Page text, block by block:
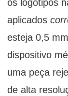
os logotipos
aplicados
esteja 0,5
dispositivo
uma peça
de alta